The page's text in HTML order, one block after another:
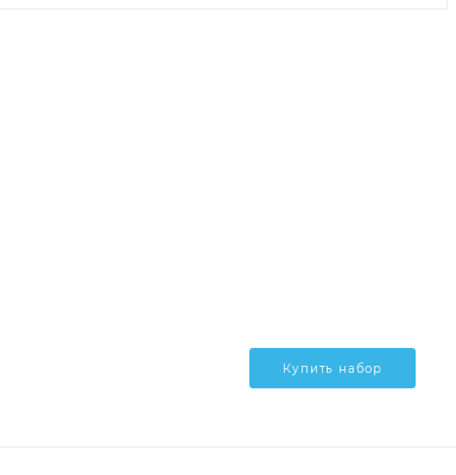
Купить набор